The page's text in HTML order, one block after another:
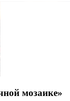
мозаике»